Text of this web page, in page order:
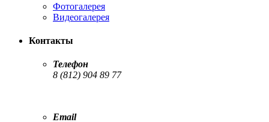
Фотогалерея
Видеогалерея
Контакты
Телефон
8 (812) 904 89 77
Email